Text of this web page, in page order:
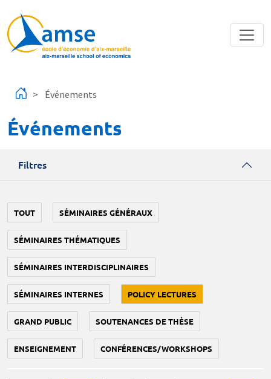
Événements
Événements
Filtres
TOUT SÉMINAIRES GÉNÉRAUX
SÉMINAIRES THÉMATIQUES
SÉMINAIRES INTERDISCIPLINAIRES
SÉMINAIRES INTERNES POLICY LECTURES
GRAND PUBLIC SOUTENANCES DE THÈSE
ENSEIGNEMENT CONFÉRENCES/WORKSHOPS